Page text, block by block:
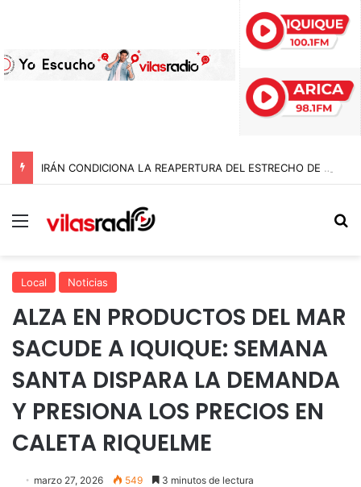
IRÁN CONDICIONA LA REAPERTURA DEL ESTRECHO DE ORMUZ Y EXIGE A ESTADOS UNIDOS EL FIN DEL BLOQUEO Y REPARACIONES DE GUERRA
Menú
Local Noticias
ALZA EN PRODUCTOS DEL MAR
SACUDE A IQUIQUE: SEMANA
SANTA DISPARA LA DEMANDA
Y PRESIONA LOS PRECIOS EN
CALETA RIQUELME
marzo 27, 2026 549 3 minutos de lectura